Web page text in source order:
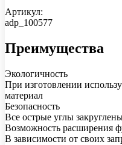
Артикул:
adp_100577
Преимущества
Экологичность
При изготовлении
материал
Безопасность
Все острые углы
Возможность расширения
В зависимости от своих